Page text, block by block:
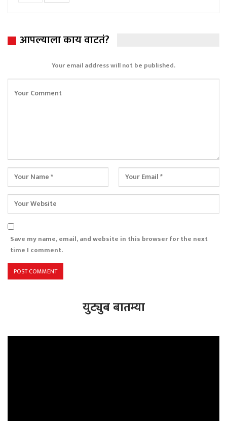
आपल्याला काय वाटतं?
Your email address will not be published.
Save my name, email, and website in this browser for the next
time I comment.
युट्युब बातम्या